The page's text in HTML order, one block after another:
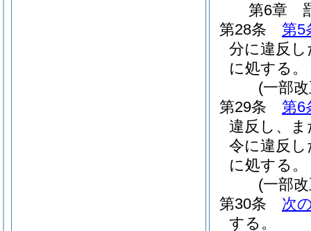
第6章
第28条
第5
分に違反
に処する。
(一部
第29条
第6
違反し、ま
令に違反
に処する。
(一部
第30条
次
する。